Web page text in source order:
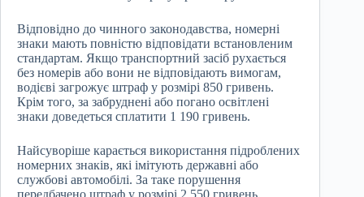
Відповідно до чинного законодавства, номерні
знаки мають повністю відповідати встановленим
стандартам. Якщо транспортний засіб рухається
без номерів або вони не відповідають вимогам,
водієві загрожує штраф у розмірі 850 гривень.
Крім того, за забруднені або погано освітлені
знаки доведеться сплатити 1 190 гривень.
Найсуворіше карається використання підроблених
номерних знаків, які імітують державні або
службові автомобілі. За таке порушення